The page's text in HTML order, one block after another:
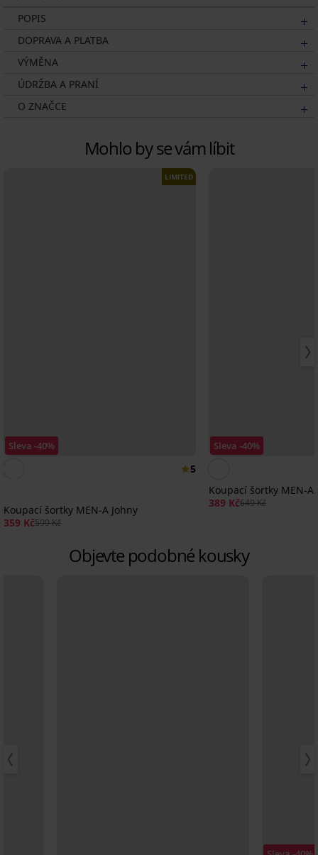
POPIS
DOPRAVA A PLATBA
VÝMĚNA
ÚDRŽBA A PRANÍ
O ZNAČCE
Mohlo by se vám líbit
Sleva -40%
LIMITED
5
Koupací šortky MEN-A Johny
359 Kč599 Kč
Sleva -40%
Koupací šortky MEN-A
389 Kč649 Kč
Objevte podobné kousky